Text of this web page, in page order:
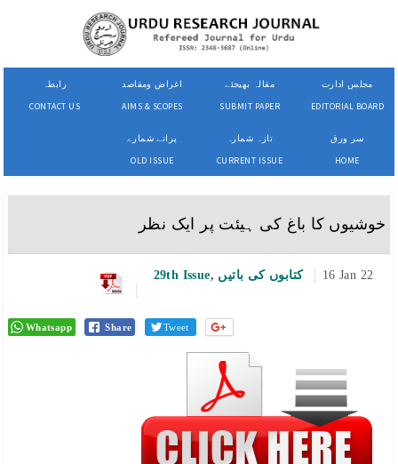
رابطہ
CONTACT US
اغراض ومقاصد
AIMS & SCOPES
مقالہ بھیجئے
SUBMIT PAPER
مجلس ادارت
EDITORIAL BOARD
پرانے شمارے
OLD ISSUE
تازہ شمارہ
CURRENT ISSUE
سر ورق
HOME
خوشیوں کا باغ کی ہیئت پر ایک نظر
29th Issue, کتابوں کی باتیں 16 Jan 22
Whatsapp Share Tweet